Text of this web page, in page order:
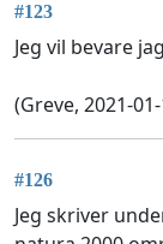
#123
Jeg vil bevare
(Greve, 2021-
#126
Jeg skriver